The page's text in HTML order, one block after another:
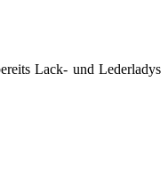
Lack- und Lederladys